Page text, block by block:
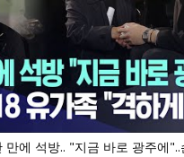
에 석방.. "지금 바로 광주에"..